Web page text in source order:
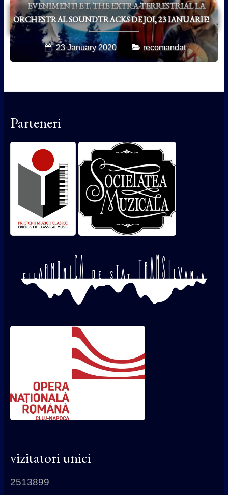
EVENIMENT! E.T. THE EXTRA-TERRESTRIAL LA
ORCHESTRAL SOUNDTRACKS DE JOI, 23 IANUARIE!
23 January 2020 recomandat
Parteneri
vizitatori unici
2513899